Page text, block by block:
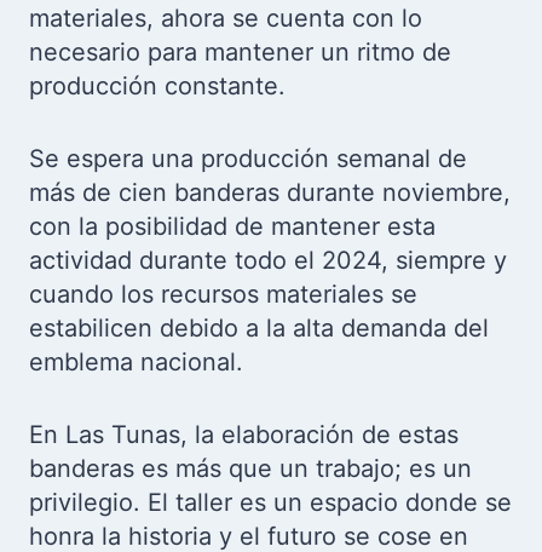
materiales, ahora se cuenta con lo
necesario para mantener un ritmo de
producción constante.
Se espera una producción semanal de
más de cien banderas durante noviembre,
con la posibilidad de mantener esta
actividad durante todo el 2024, siempre y
cuando los recursos materiales se
estabilicen debido a la alta demanda del
emblema nacional.
En Las Tunas, la elaboración de estas
banderas es más que un trabajo; es un
privilegio. El taller es un espacio donde se
honra la historia y el futuro se cose en